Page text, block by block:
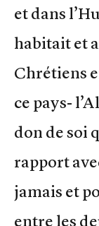
et dans
habitait et
Chrétiens
ce pays-
don de soi
rapport
jamais et
entre les